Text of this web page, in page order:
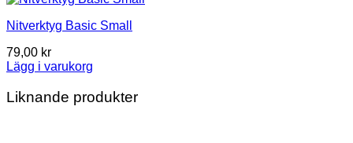
Nitverktyg Basic Small
79,00 kr
Lägg i varukorg
Liknande produkter